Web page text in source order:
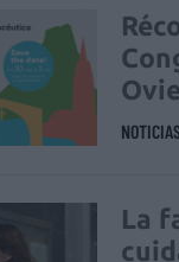
La